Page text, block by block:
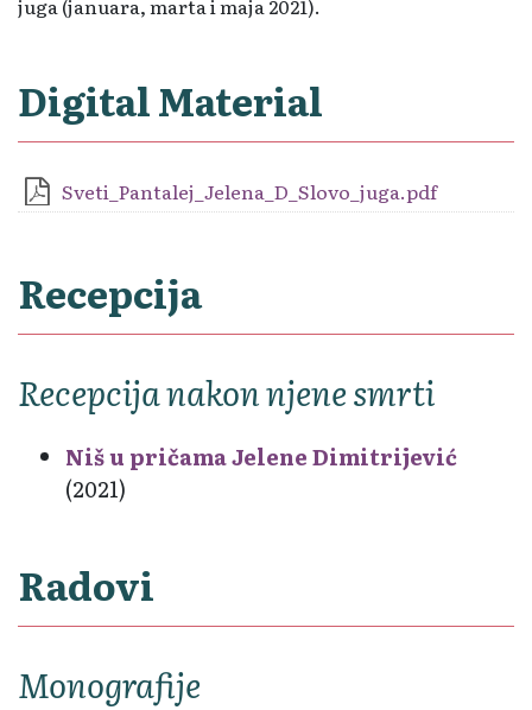
juga (januara, marta i maja 2021).
Digital Material
Sveti_Pantalej_Jelena_D_Slovo_juga.pdf
Recepcija
Recepcija nakon njene smrti
Niš u pričama Jelene Dimitrijević
(2021)
Radovi
Monografije